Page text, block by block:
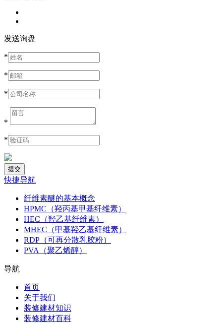
发送询盘
*
*
*
*
*
快捷导航
纤维素醚的基本概念
HPMC（羟丙基甲基纤维素）
HEC（羟乙基纤维素）
MHEC（甲基羟乙基纤维素）
RDP（可再分散乳胶粉）
PVA（聚乙烯醇）
导航
首页
关于我们
装修建材知识
装修建材百科